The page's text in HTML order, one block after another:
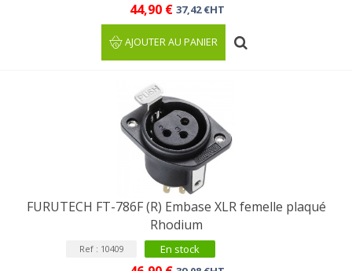
44,90 € 37,42 €HT
AJOUTER AU PANIER
FURUTECH FT-786F (R) Embase XLR femelle plaqué
Rhodium
Ref : 10409 En stock